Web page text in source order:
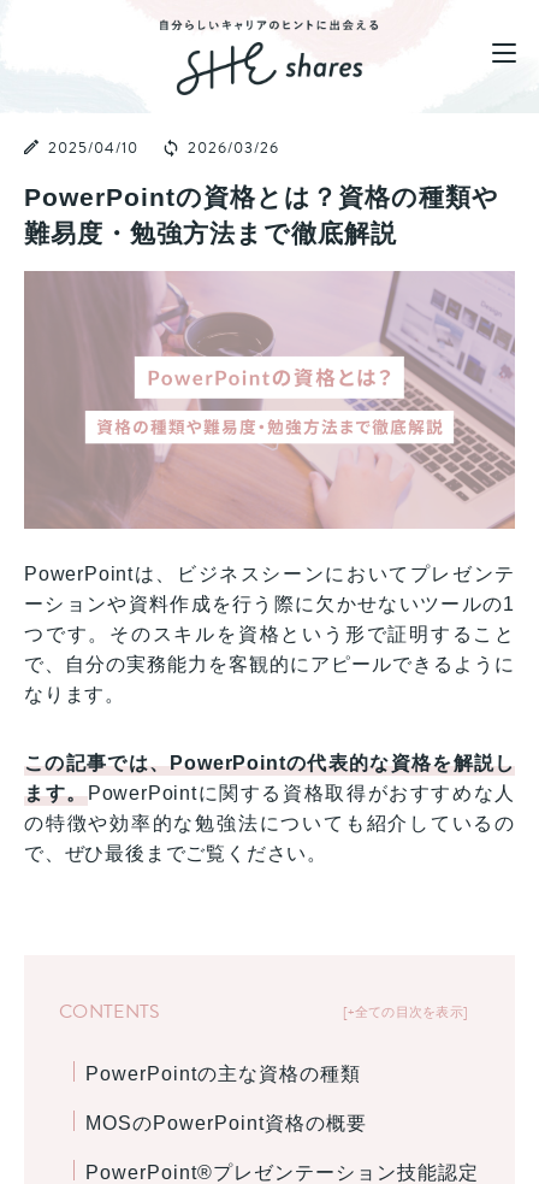
2025/04/10 2026/03/26
PowerPointの資格とは？資格の種類や
難易度・勉強方法まで徹底解説
PowerPointは、ビジネスシーンにおいてプレゼンテ
ーションや資料作成を行う際に欠かせないツールの1
つです。そのスキルを資格という形で証明すること
で、自分の実務能力を客観的にアピールできるように
なります。
この記事では、PowerPointの代表的な資格を解説し
ます。PowerPointに関する資格取得がおすすめな人
の特徴や効率的な勉強法についても紹介しているの
で、ぜひ最後までご覧ください。
+全ての目次を表示
CONTENTS
PowerPointの主な資格の種類
MOSのPowerPoint資格の概要
PowerPoint®プレゼンテーション技能認定